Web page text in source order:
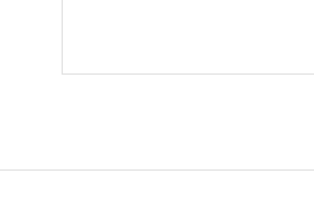
검